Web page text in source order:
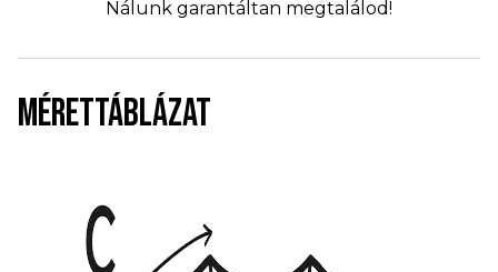
Nálunk garantáltan megtalálod!
MÉRETTÁBLÁZAT